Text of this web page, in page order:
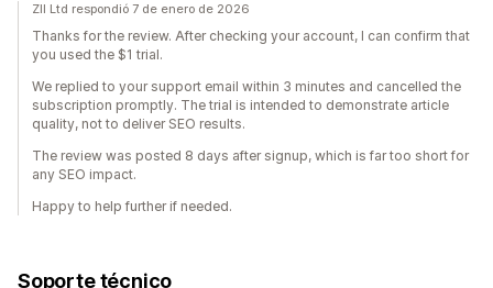
ZII Ltd respondió 7 de enero de 2026
Thanks for the review. After checking your account, I can confirm that
you used the $1 trial.
We replied to your support email within 3 minutes and cancelled the
subscription promptly. The trial is intended to demonstrate article
quality, not to deliver SEO results.
The review was posted 8 days after signup, which is far too short for
any SEO impact.
Happy to help further if needed.
Soporte técnico